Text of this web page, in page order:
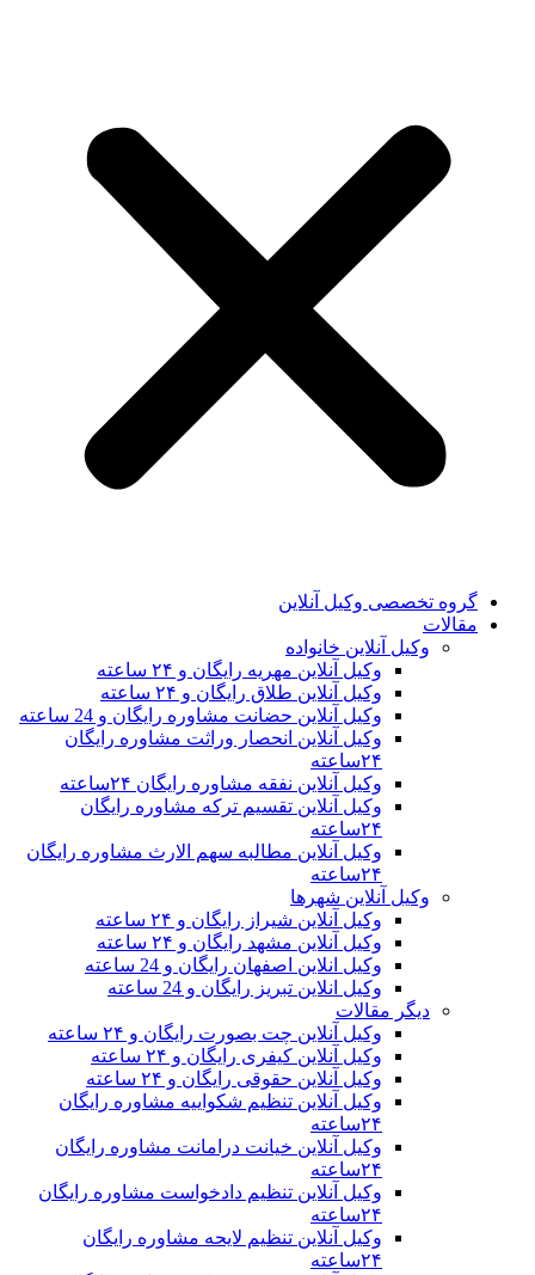
گروه تخصصی وکیل آنلاین
مقالات
وکیل آنلاین خانواده
وکیل آنلاین مهریه رایگان و ۲۴ ساعته
وکیل آنلاین طلاق رایگان و ۲۴ ساعته
وکیل آنلاین حضانت مشاوره رایگان و 24 ساعته
وکیل آنلاین انحصار وراثت مشاوره رایگان
۲۴ساعته
وکیل آنلاین نفقه مشاوره رایگان ۲۴ساعته
وکیل آنلاین تقسیم ترکه مشاوره رایگان
۲۴ساعته
وکیل آنلاین مطالبه سهم الارث مشاوره رایگان
۲۴ساعته
وکیل آنلاین شهرها
وکیل آنلاین شیراز رایگان و ۲۴ ساعته
وکیل آنلاین مشهد رایگان و ۲۴ ساعته
وکیل انلاین اصفهان رایگان و 24 ساعته
وکیل انلاین تبریز رایگان و 24 ساعته
دیگر مقالات
وکیل آنلاین چت بصورت رایگان و ۲۴ ساعته
وکیل آنلاین کیفری رایگان و ۲۴ ساعته
وکیل آنلاین حقوقی رایگان و ۲۴ ساعته
وکیل آنلاین تنظیم شکواییه مشاوره رایگان
۲۴ساعته
وکیل آنلاین خیانت درامانت مشاوره رایگان
۲۴ساعته
وکیل آنلاین تنظیم دادخواست مشاوره رایگان
۲۴ساعته
وکیل آنلاین تنظیم لایحه مشاوره رایگان
۲۴ساعته